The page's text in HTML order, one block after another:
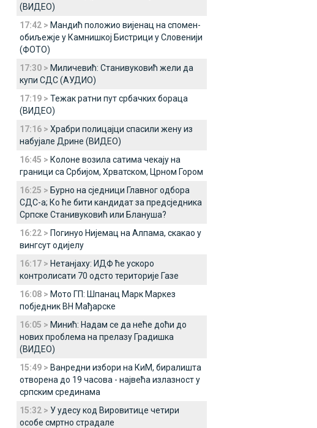
(ВИДЕО)
17:42 > Мандић положио вијенац на спомен-
обиљежје у Камнишкој Бистрици у Словенији
(ФОТО)
17:30 > Миличевић: Станивуковић жели да
купи СДС (АУДИО)
17:19 > Тежак ратни пут србачких бораца
(ВИДЕО)
17:16 > Храбри полицајци спасили жену из
набујале Дрине (ВИДЕО)
16:45 > Колоне возила сатима чекају на
граници са Србијом, Хрватском, Црном Гором
16:25 > Бурно на сједници Главног одбора
СДС-а; Ко ће бити кандидат за предсједника
Српске Станивуковић или Блануша?
16:22 > Погинуо Нијемац на Алпама, скакао у
вингсут одијелу
16:17 > Нетанјаху: ИДФ ће ускоро
контролисати 70 одсто територије Газе
16:08 > Мото ГП: Шпанац Марк Маркез
побједник ВН Мађарске
16:05 > Минић: Надам се да неће доћи до
нових проблема на прелазу Градишка
(ВИДЕО)
15:49 > Ванредни избори на КиМ, биралишта
отворена до 19 часова - највећа излазност у
српским срединама
15:32 > У удесу код Вировитице четири
особе смртно страдале